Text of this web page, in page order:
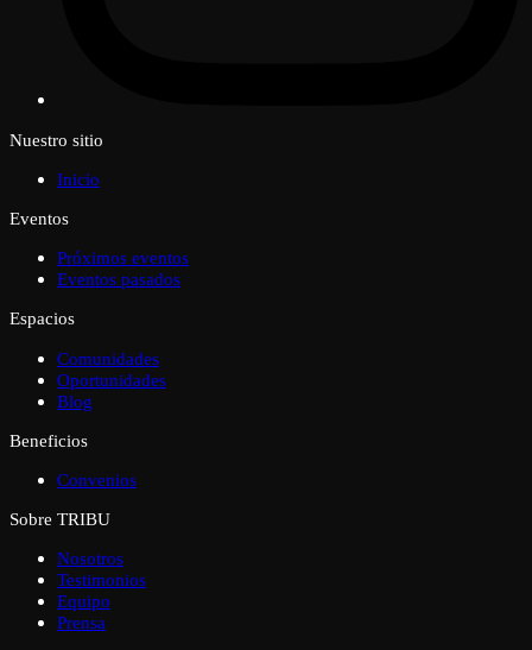
Nuestro sitio
Inicio
Eventos
Próximos eventos
Eventos pasados
Espacios
Comunidades
Oportunidades
Blog
Beneficios
Convenios
Sobre TRIBU
Nosotros
Testimonios
Equipo
Prensa